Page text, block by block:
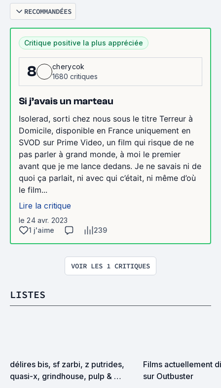
RECOMMANDÉES
Critique positive la plus appréciée
8
cherycok
1680 critiques
Si j’avais un marteau
Isolerad, sorti chez nous sous le titre Terreur à
Domicile, disponible en France uniquement en
SVOD sur Prime Video, un film qui risque de ne
pas parler à grand monde, à moi le premier
avant que je me lance dedans. Je ne savais ni de
quoi ça parlait, ni avec qui c’était, ni même d’où
le film...
Lire la critique
le 24 avr. 2023
1 j'aime
239
VOIR LES 1 CRITIQUES
LISTES
délires bis, sf zarbi, z putrides,
quasi-x, grindhouse, pulp &
Films actuellement
sur Outbuster